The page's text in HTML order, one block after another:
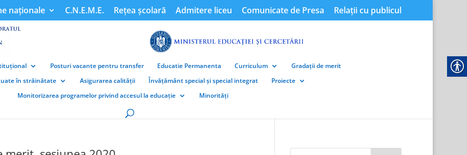
naționale C.N.E.M.E. Rețea școlară Admitere liceu Comunicate de Presa Relații cu publicul
Posturi vacante pentru transfer Educatie Permanenta Curriculum
Gradații de merit
în străinătate
Asigurarea calității Învățământ special și special integrat
Proiecte
Monitorizarea programelor privind accesul la educație
Minorități